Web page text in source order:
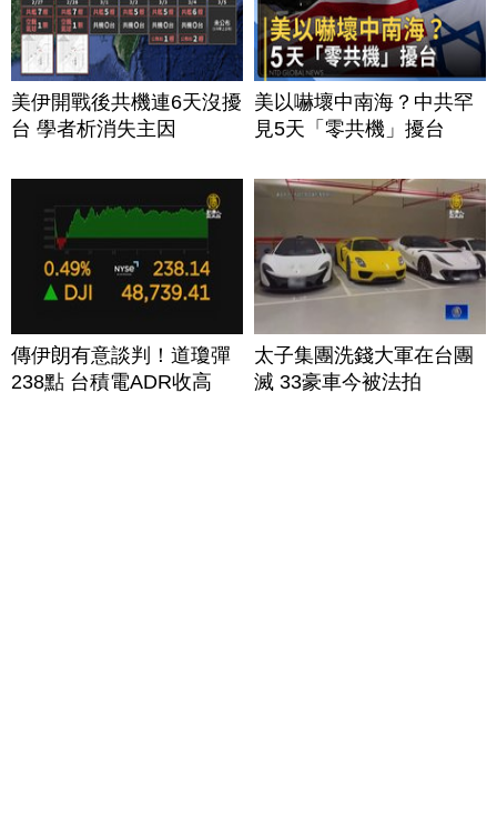
美伊開戰後共機連6天沒擾
台 學者析消失主因
美以嚇壞中南海？中共罕
見5天「零共機」擾台
傳伊朗有意談判！道瓊彈
238點 台積電ADR收高
太子集團洗錢大軍在台團
滅 33豪車今被法拍